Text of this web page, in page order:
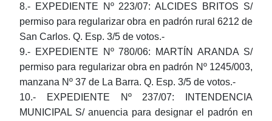
8.- EXPEDIENTE Nº 223/07: ALCIDES BRITOS S/
permiso para regularizar obra en padrón rural 6212 de
San Carlos. Q. Esp. 3/5 de votos.-
9.- EXPEDIENTE Nº 780/06: MARTÍN ARANDA S/
permiso para regularizar obra en padrón Nº 1245/003,
manzana Nº 37 de La Barra. Q. Esp. 3/5 de votos.-
10.- EXPEDIENTE Nº 237/07: INTENDENCIA
MUNICIPAL S/ anuencia para designar el padrón en